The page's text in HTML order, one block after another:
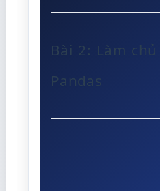
Bài 2: Làm
Pandas